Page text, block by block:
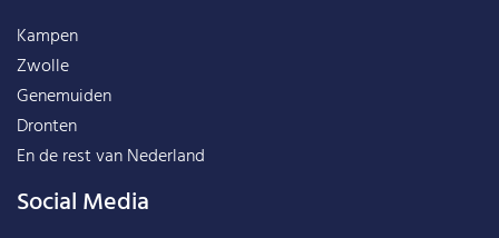
Kampen
Zwolle
Genemuiden
Dronten
En de rest vanNederland
Social Media